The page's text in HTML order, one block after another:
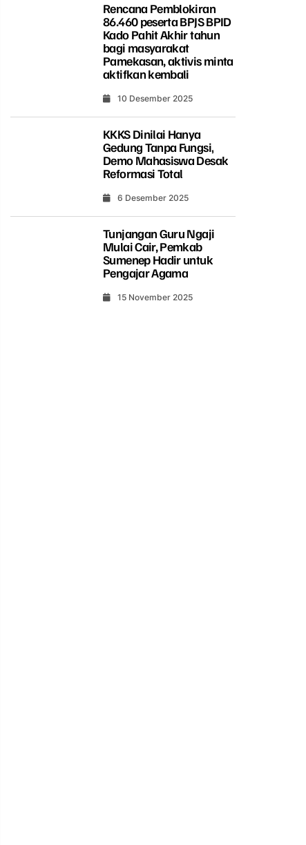
Rencana Pemblokiran
86.460 peserta BPJS BPID
Kado Pahit Akhir tahun
bagi masyarakat
Pamekasan, aktivis minta
aktifkan kembali
10 Desember 2025
KKKS Dinilai Hanya
Gedung Tanpa Fungsi,
Demo Mahasiswa Desak
Reformasi Total
6 Desember 2025
Tunjangan Guru Ngaji
Mulai Cair, Pemkab
Sumenep Hadir untuk
Pengajar Agama
15 November 2025